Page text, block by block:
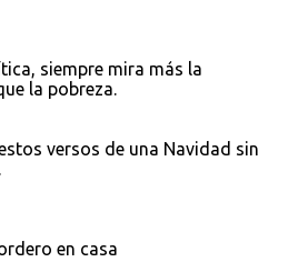
siempre mira más la
la pobreza.
versos de una Navidad sin
en casa